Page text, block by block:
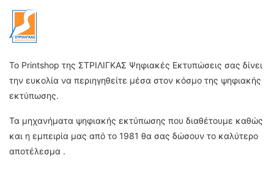
Το Printshop της ΣΤΡΙΛΙΓΚΑΣ Ψηφιακές Εκτυπώσεις σας δίνει
την ευκολία να περιηγηθείτε μέσα στον κόσμο της ψηφιακής
εκτύπωσης.
Τα μηχανήματα ψηφιακής εκτύπωσης που διαθέτουμε καθώς
και η εμπειρία μας από το 1981 θα σας δώσουν το καλύτερο
αποτέλεσμα .